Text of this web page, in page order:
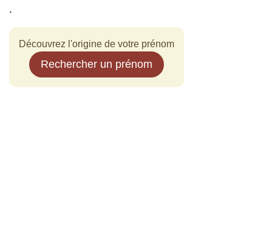
.
Découvrez l'origine de votre prénom
Rechercher un prénom